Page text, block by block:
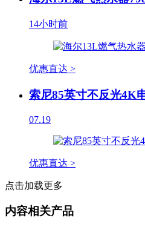
14小时前
优惠直达 >
索尼85英寸不反光4K
07.19
优惠直达 >
点击加载更多
内容相关产品